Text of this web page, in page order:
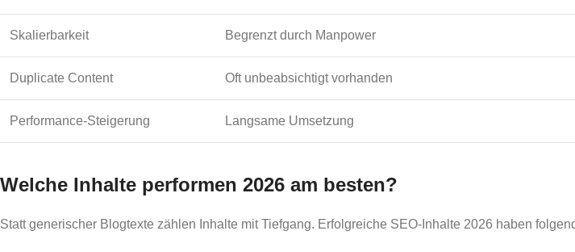
Skalierbarkeit Begrenzt durch Manpower
Duplicate Content Oft unbeabsichtigt vorhanden
Performance-Steigerung Langsame Umsetzung
Welche Inhalte performen 2026 am besten?
Statt generischer Blogtexte zählen Inhalte mit Tiefgang. Erfolgreiche SEO-Inhalte 2026 haben